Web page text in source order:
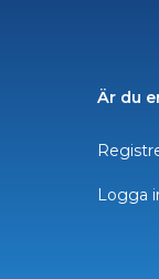
Är du
Logga